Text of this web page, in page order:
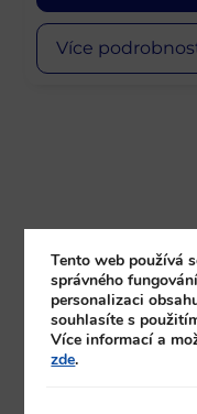
Více
Tento web používá
správného
personalizaci
souhlasíte s
Více informací a
zde.